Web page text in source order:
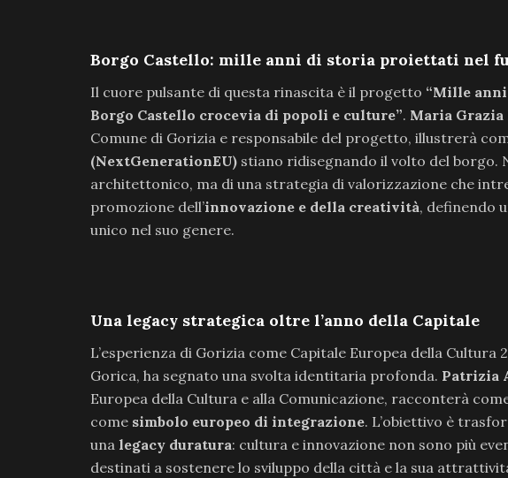
Borgo Castello: mille anni di storia proiettati nel
Il cuore pulsante di questa rinascita è il progetto “Mille
Borgo Castello crocevia di popoli e culture”. Maria Grazia
Comune di Gorizia e responsabile del progetto, illustrerà
(NextGenerationEU) stiano ridisegnando il volto del borgo.
architettonico, ma di una strategia di valorizzazione che
promozione dell’innovazione e della creatività, definendo
unico nel suo genere.
Una legacy strategica oltre l’anno della Capitale
L’esperienza di Gorizia come Capitale Europea della Cultura
Gorica, ha segnato una svolta identitaria profonda. Patrizia
Europea della Cultura e alla Comunicazione, racconterà
come simbolo europeo di integrazione. L’obiettivo è
una legacy duratura: cultura e innovazione non sono più
destinati a sostenere lo sviluppo della città e la sua